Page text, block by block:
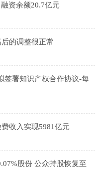
资余额20.7亿元
的调整很正常
签署知识产权合作协议-每
收入实现5981亿元
股份 公众持股恢复至